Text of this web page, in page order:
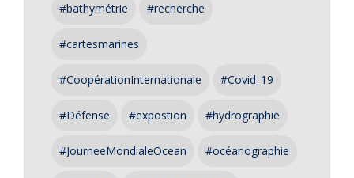
#bathymétrie #recherche
#cartesmarines
#CoopérationInternationale #Covid_19
#Défense #expostion #hydrographie
#JourneeMondialeOcean #océanographie